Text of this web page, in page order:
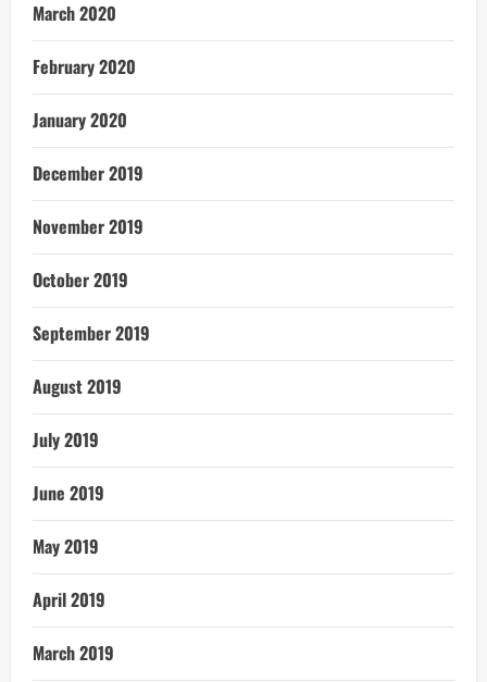
March 2020
February 2020
January 2020
December 2019
November 2019
October 2019
September 2019
August 2019
July 2019
June 2019
May 2019
April 2019
March 2019